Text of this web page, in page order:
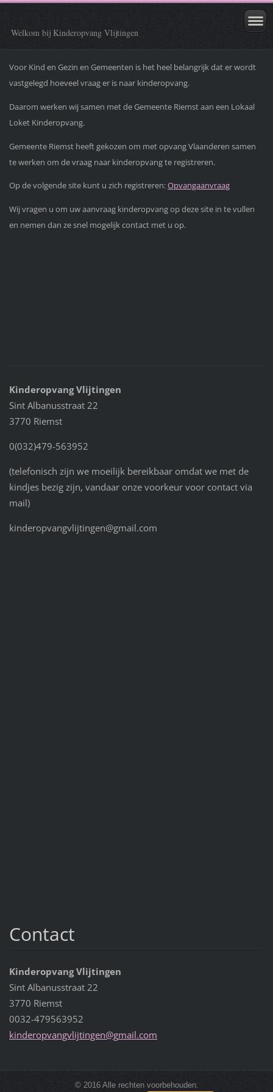
Welkom bij Kinderopvang Vlijtingen
Voor Kind en Gezin en Gemeenten is het heel belangrijk dat er wordt
vastgelegd hoeveel vraag er is naar kinderopvang.
Daarom werken wij samen met de Gemeente Riemst aan een Lokaal
Loket Kinderopvang.
Gemeente Riemst heeft gekozen om met opvang Vlaanderen samen
te werken om de vraag naar kinderopvang te registreren.
Op de volgende site kunt u zich registreren:Opvangaanvraag
Wij vragen u om uw aanvraag kinderopvang op deze site in te vullen
en nemen dan ze snel mogelijk contact met u op.
Kinderopvang Vlijtingen
Sint Albanusstraat 22
3770 Riemst
0(032)479-563952
(telefonisch zijn we moeilijk bereikbaar omdat we met de
kindjes bezig zijn, vandaar onze voorkeur voor contact via
mail)
kinderopvangvlijtingen@gmail.com
Contact
Kinderopvang Vlijtingen
Sint Albanusstraat 22
3770 Riemst
0032-479563952
kinderopvangvlijtingen@gmail.com
© 2016 Alle rechten voorbehouden.